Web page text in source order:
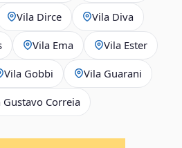
Vila Dirce Vila Diva
Vila Ema Vila Ester
Vila Gobbi Vila Guarani
Gustavo Correia